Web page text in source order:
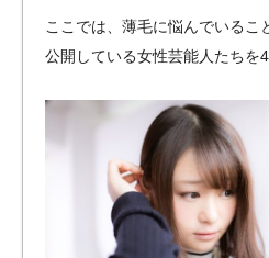
ここでは、薄毛に悩んでいるこ
公開している女性芸能人たちを